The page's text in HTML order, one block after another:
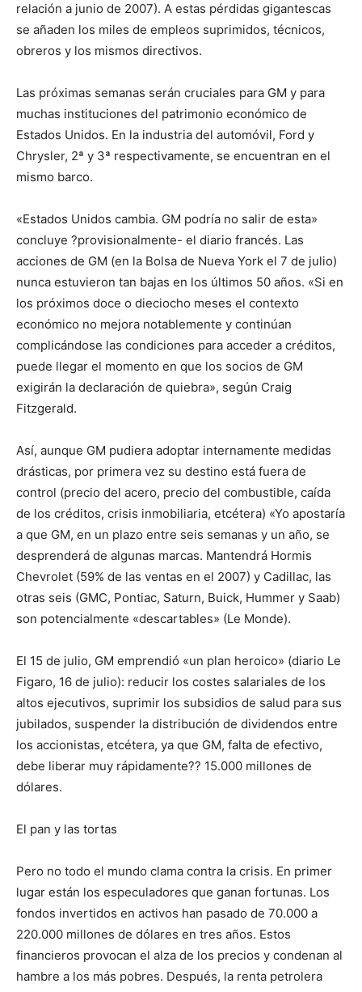
relación a junio de 2007). A estas pérdidas gigantescas
se añaden los miles de empleos suprimidos, técnicos,
obreros y los mismos directivos.
Las próximas semanas serán cruciales para GM y para
muchas instituciones del patrimonio económico de
Estados Unidos. En la industria del automóvil, Ford y
Chrysler, 2ª y 3ª respectivamente, se encuentran en el
mismo barco.
«Estados Unidos cambia. GM podría no salir de esta»
concluye ?provisionalmente- el diario francés. Las
acciones de GM (en la Bolsa de Nueva York el 7 de julio)
nunca estuvieron tan bajas en los últimos 50 años. «Si en
los próximos doce o dieciocho meses el contexto
económico no mejora notablemente y continúan
complicándose las condiciones para acceder a créditos,
puede llegar el momento en que los socios de GM
exigirán la declaración de quiebra», según Craig
Fitzgerald.
Así, aunque GM pudiera adoptar internamente medidas
drásticas, por primera vez su destino está fuera de
control (precio del acero, precio del combustible, caída
de los créditos, crisis inmobiliaria, etcétera) «Yo apostaría
a que GM, en un plazo entre seis semanas y un año, se
desprenderá de algunas marcas. Mantendrá Hormis
Chevrolet (59% de las ventas en el 2007) y Cadillac, las
otras seis (GMC, Pontiac, Saturn, Buick, Hummer y Saab)
son potencialmente «descartables» (Le Monde).
El 15 de julio, GM emprendió «un plan heroico» (diario Le
Figaro, 16 de julio): reducir los costes salariales de los
altos ejecutivos, suprimir los subsidios de salud para sus
jubilados, suspender la distribución de dividendos entre
los accionistas, etcétera, ya que GM, falta de efectivo,
debe liberar muy rápidamente?? 15.000 millones de
dólares.
El pan y las tortas
Pero no todo el mundo clama contra la crisis. En primer
lugar están los especuladores que ganan fortunas. Los
fondos invertidos en activos han pasado de 70.000 a
220.000 millones de dólares en tres años. Estos
financieros provocan el alza de los precios y condenan al
hambre a los más pobres. Después, la renta petrolera